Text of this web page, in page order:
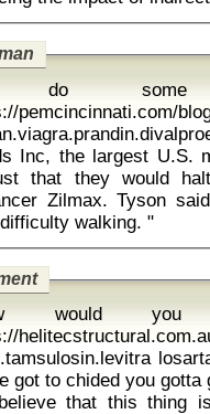
some
pemcincinnati.com/
Inc, the largest U.S.
that they would
Zilmax. Tyson
with difficulty walking. "
would
got to chided you gotta
that this thing